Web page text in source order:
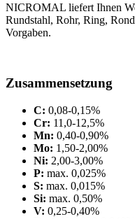
NICROMAL liefert Ihnen
Rundstahl, Rohr, Ring,
Vorgaben.
Zusammensetzung
C: 0,08-0,15%
Cr: 11,0-12,5%
Mn: 0,40-0,90%
Mo: 1,50-2,00%
Ni: 2,00-3,00%
P: max. 0,025%
S: max. 0,015%
Si: max. 0,50%
V: 0,25-0,40%